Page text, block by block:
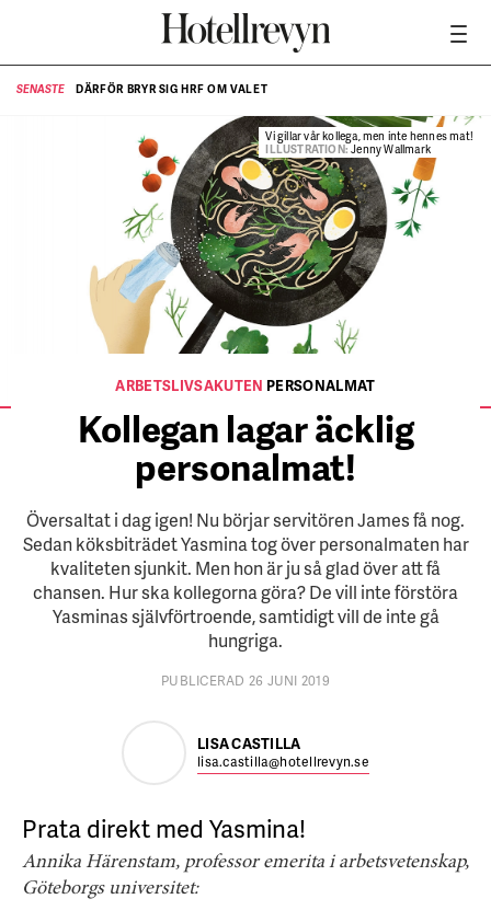
SENASTE DÄRFÖR BRYR SIG HRF OM VALET
Vi gillar vår kollega, men inte hennes mat!
ILLUSTRATION: Jenny Wallmark
ARBETSLIVSAKUTEN PERSONALMAT
Kollegan lagar äcklig
personalmat!
Översaltat i dag igen! Nu börjar servitören James få nog.
Sedan köksbiträdet Yasmina tog över personalmaten har
kvaliteten sjunkit. Men hon är ju så glad över att få
chansen. Hur ska kollegorna göra? De vill inte förstöra
Yasminas självförtroende, samtidigt vill de inte gå
hungriga.
PUBLICERAD 26 JUNI 2019
LISA CASTILLA
lisa.castilla@hotellrevyn.se
Prata direkt med Yasmina!
Annika Härenstam, professor emerita i arbetsvetenskap,
Göteborgs universitet: